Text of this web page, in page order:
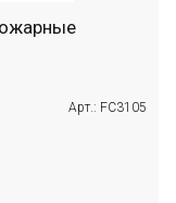
Арт.: FC3105